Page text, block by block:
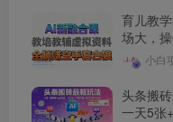
育儿教
场大，
小白
头条搬
一天5张